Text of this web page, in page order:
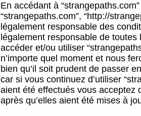
En accédant à
“strangepaths.com”, “http://
légalement responsable des
légalement responsable de
accéder et/ou utiliser
n’importe quel moment et nous
bien qu’il soit prudent de passer
car si vous continuez d’utiliser
aient été effectués vous acceptez
après qu’elles aient été mises à